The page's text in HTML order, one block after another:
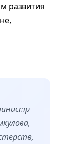
развития